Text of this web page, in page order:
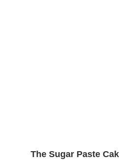
The Sugar Paste